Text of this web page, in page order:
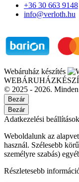
+36 30 663 9148
info@verloth.hu
Webáruház készítés
© 2025 - 2026.
Bezár
Bezár
Adatkezelési beállítások
Weboldalunk az
használ. Szélesebb
személyre szabás)
Részletesebb